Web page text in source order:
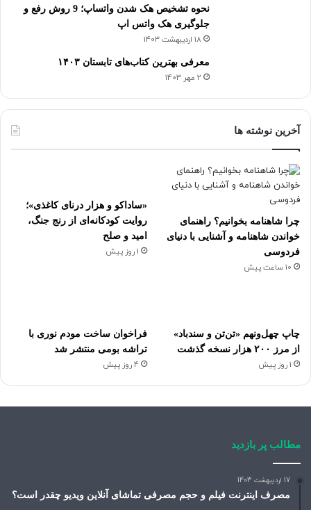
نحوه تشخیص هک شدن واتساپ؛ 9 روش رفع و
جلوگیری هک واتس اپ
18 اردیبهشت 1403
معرفی بهترین کتاب‌های تابستان ۱۴۰۳
2 مهر 1403
آخرین نوشته ها
چرا شاهنامه بخوانیم؟ راهنمای
خواندن شاهنامه و آشنایی با دنیای
فردوسی
10 ساعت پیش
«ساداکو و هزار درنای کاغذی»؛
روایت کودکانه‌ای از رنج جنگ،
امید و صلح
1 روز پیش
چاپ چهل‌ونهم «تن‌تن و سندباد»
از مرز ۲۰۰ هزار نسخه گذشت
1 روز پیش
فراخوان ساخت مودم نوری با
تراشه بومی منتشر شد
4 روز پیش
مطالب پر بازدید
17 اردیبهشت 1403
مصرف اینترنت فیلم و حجم مصرفی تماشای آنلاین ویدیو چقدر است؟